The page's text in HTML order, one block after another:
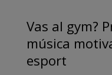
Vas al gym?
música
esport